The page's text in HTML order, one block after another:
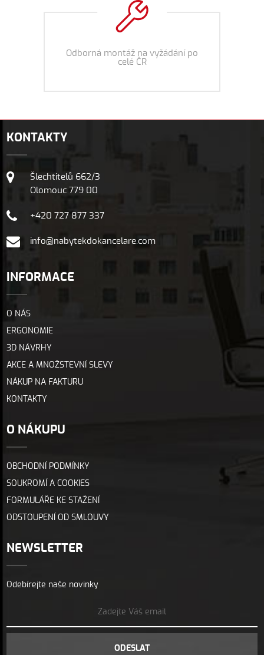
Odborná montáž na vyžádání po
celé ČR
KONTAKTY
Šlechtitelů 662/3
Olomouc 779 00
+420 727 877 337
info@nabytekdokancelare.com
INFORMACE
O NÁS
ERGONOMIE
3D NÁVRHY
AKCE A MNOŽSTEVNÍ SLEVY
NÁKUP NA FAKTURU
KONTAKTY
O NÁKUPU
OBCHODNÍ PODMÍNKY
SOUKROMÍ A COOKIES
FORMULÁŘE KE STAŽENÍ
ODSTOUPENÍ OD SMLOUVY
NEWSLETTER
Odebírejte naše novinky
ODESLAT